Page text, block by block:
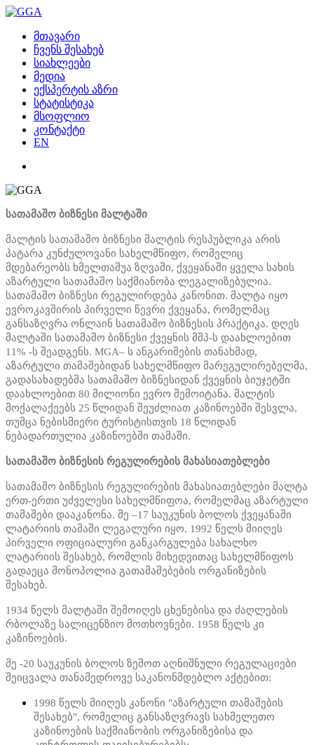
მთავარი
ჩვენს შესახებ
სიახლეები
მედია
ექსპერტის აზრი
სტატისტიკა
მსოფლიო
კონტაქტი
EN
სათამაშო ბიზნესი მალტაში
მალტის სათამაშო ბიზნესი მალტის რესპუბლიკა არის
პატარა კუნძულოვანი სახელმწიფო, რომელიც
მდებარეობს ხმელთაშუა ზღვაში, ქვეყანაში ყველა სახის
აზარტული სათამაშო საქმიანობა ლეგალიზებულია.
სათამაშო ბიზნესი რეგულირდება კანონით. მალტა იყო
ევროკავშირის პირველი წევრი ქვეყანა, რომელმაც
განსაზღვრა ონლაინ სათამაშო ბიზნესის პრაქტიკა. დღეს
მალტაში სათამაშო ბიზნესი ქვეყნის მშპ-ს დაახლოებით
11% -ს შეადგენს. MGA– ს ანგარიშების თანახმად,
აზარტული თამაშებიდან სახელმწიფო მარეგულირებელმა,
გადასახადებმა სათამაშო ბიზნესიდან ქვეყნის ბიუჯეტში
დაახლოებით 80 მილიონი ევრო შემოიტანა. მალტის
მოქალაქეებს 25 წლიდან შეუძლიათ კაზინოებში შესვლა,
თუმცა ნებისმიერი ტურისტისთვის 18 წლიდან
ნებადართულია კაზინოებში თამაში.
სათამაშო ბიზნესის რეგულირების მახასიათებლები
სათამაშო ბიზნესის რეგულირების მახასიათებლები მალტა
ერთ-ერთი უძველესი სახელმწიფოა, რომელმაც აზარტული
თამაშები დააკანონა. მე –17 საუკუნის ბოლოს ქვეყანაში
ლატარიის თამაში ლეგალური იყო. 1992 წელს მიიღეს
პირველი ოფიციალური განკარგულება სახალხო
ლატარიის შესახებ, რომლის მიხედვითაც სახელმწიფოს
გადაეცა მონოპოლია გათამაშებების ორგანიზების
შესახებ.
1934 წელს მალტაში შემოიღეს ცხენებისა და ძაღლების
რბოლაზე სალიცენზიო მოთხოვნები. 1958 წელს კი
კაზინოების.
მე -20 საუკუნის ბოლოს ზემოთ აღნიშნული რეგულაციები
შეიცვალა თანამედროვე საკანონმდებლო აქტებით:
1998 წელს მიიღეს კანონი "აზარტული თამაშების
შესახებ", რომელიც განსაზღვრავს სახმელეთო
კაზინოების საქმიანობის ორგანიზებისა და